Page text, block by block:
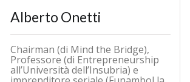
Alberto Onetti
Chairman (di Mind the Bridge),
Professore (di Entrepreneurship
all’Università dell’Insubria) e